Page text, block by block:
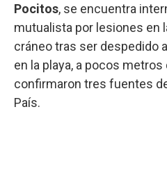
Pocitos, se encuentra
mutualista por lesiones en
cráneo tras ser despedido
en la playa, a pocos metros
confirmaron tres fuentes
País.